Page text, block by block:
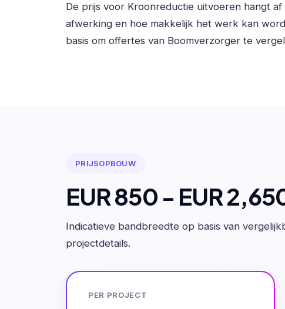
De prijs voor Kroonreductie uitvoeren hangt
afwerking en hoe makkelijk het werk kan
basis om offertes van Boomverzorger te
PRIJSOPBOUW
EUR 850 - EUR
Indicatieve bandbreedte op basis van
projectdetails.
PER PROJECT